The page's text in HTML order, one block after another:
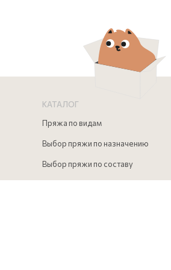
КАТАЛОГ
Пряжа по видам
Выбор пряжи по назначению
Выбор пряжи по составу